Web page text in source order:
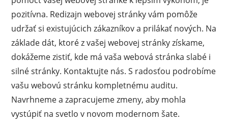
pozitívna. Redizajn webovej stránky vám pomôže
udržať si existujúcich zákazníkov a prilákať nových. Na
základe dát, ktoré z vašej webovej stránky získame,
dokážeme zistiť, kde má vaša webová stránka slabé i
silné stránky. Kontaktujte nás. S radosťou podrobíme
vašu webovú stránku kompletnému auditu.
Navrhneme a zapracujeme zmeny, aby mohla
vystúpiť na svetlo v novom modernom šate.